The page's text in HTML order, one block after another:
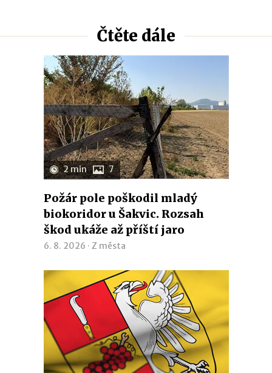
Čtěte dále
2 min 7
Požár pole poškodil mladý
biokoridor u Šakvic. Rozsah
škod ukáže až příští jaro
6. 8. 2026 · Z města